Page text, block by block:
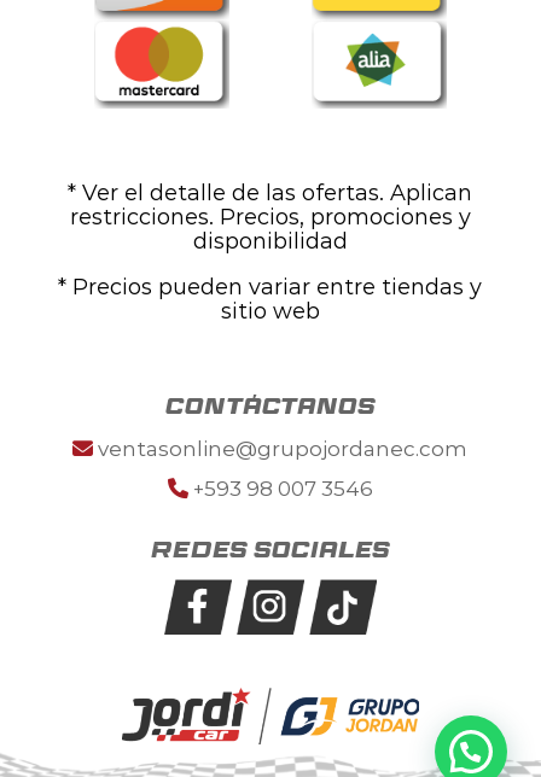
* Ver el detalle de las ofertas. Aplican
restricciones. Precios, promociones y
disponibilidad
* Precios pueden variar entre tiendas y
sitio web
contáctanos
ventasonline@grupojordanec.com
+593 98 007 3546
Redes sociales